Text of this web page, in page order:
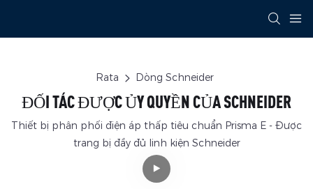
Rata Dòng Schneider
ĐỐI TÁC ĐƯỢC ỦY QUYỀN CỦA SCHNEIDER
Thiết bị phân phối điện áp thấp tiêu chuẩn Prisma E - Được
trang bị đầy đủ linh kiện Schneider